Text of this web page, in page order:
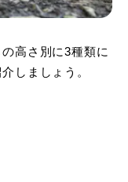
高さ別に3種類に
しましょう。